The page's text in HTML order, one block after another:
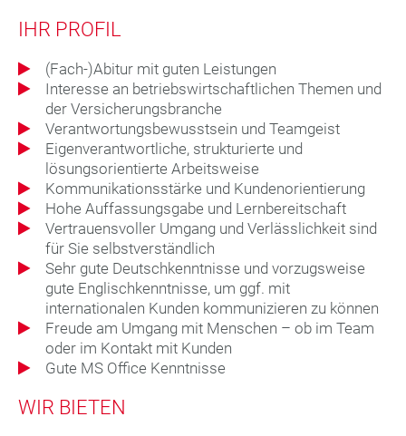
IHR PROFIL
(Fach-)Abitur mit guten Leistungen
Interesse an betriebswirtschaftlichen Themen und
der Versicherungsbranche
Verantwortungsbewusstsein und Teamgeist
Eigenverantwortliche, strukturierte und
lösungsorientierte Arbeitsweise
Kommunikationsstärke und Kundenorientierung
Hohe Auffassungsgabe und Lernbereitschaft
Vertrauensvoller Umgang und Verlässlichkeit sind
für Sie selbstverständlich
Sehr gute Deutschkenntnisse und vorzugsweise
gute Englischkenntnisse, um ggf. mit
internationalen Kunden kommunizieren zu können
Freude am Umgang mit Menschen – ob im Team
oder im Kontakt mit Kunden
Gute MS Office Kenntnisse
WIR BIETEN